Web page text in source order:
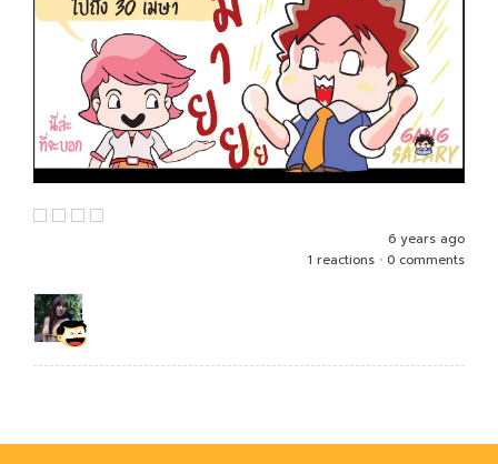
6 years ago
1 reactions • 0 comments